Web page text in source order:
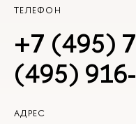
ТЕЛЕФОН
+7 (495)
(495)
АДРЕС